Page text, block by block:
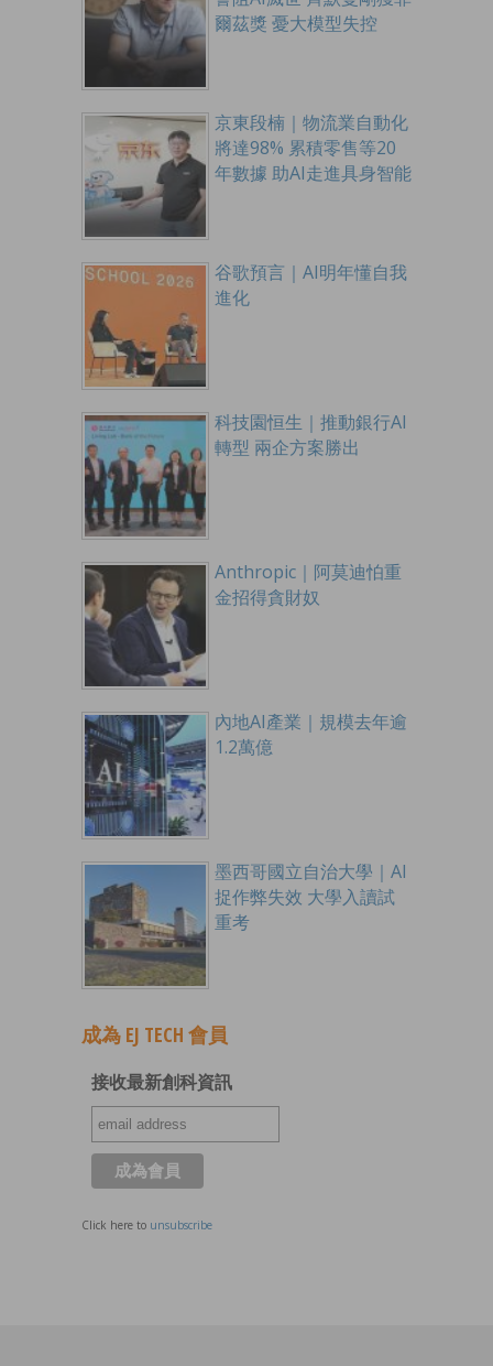
爾茲獎 憂大模型失控
京東段楠｜物流業自動化
將達98% 累積零售等20
年數據 助AI走進具身智能
谷歌預言｜AI明年懂自我
進化
科技園恒生｜推動銀行AI
轉型 兩企方案勝出
Anthropic｜阿莫迪怕重
金招得貪財奴
內地AI產業｜規模去年逾
1.2萬億
墨西哥國立自治大學｜AI
捉作弊失效 大學入讀試
重考
成為 EJ TECH 會員
接收最新創科資訊
Click here to unsubscribe